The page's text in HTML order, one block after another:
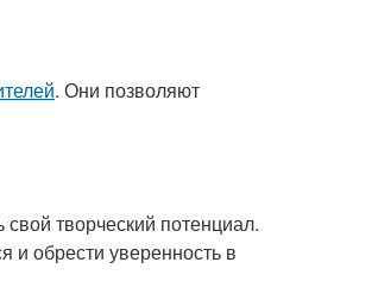
. Они позволяют
творческий потенциал.
и обрести уверенность в